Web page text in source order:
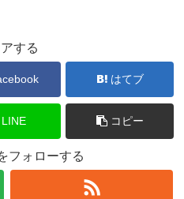
する
はてブ
LINE コピー
フォローする